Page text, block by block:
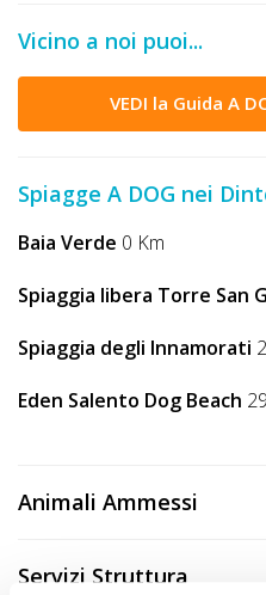
Vicino a noi puoi...
VEDI la Guida A
Spiagge A DOG nei
Baia Verde 0 Km
Spiaggia libera Torre San
Spiaggia degli Innamorati
Eden Salento Dog Beach
Animali Ammessi
Servizi Struttura